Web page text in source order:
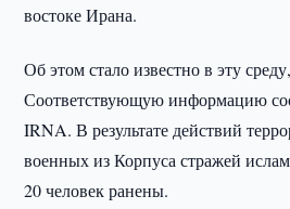
востоке Ирана.
Об этом стало известно в эту
Соответствующую информацию
IRNA. В результате действий
военных из Корпуса стражей
20 человек ранены.